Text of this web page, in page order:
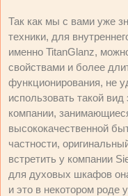
Так как мы с вами уже
техники, для
именно TitanGlanz,
свойствами и более
функционирования, не
использовать такой
компании,
высококачественной
частности,
встретить у компании
для духовых шкафов
и это в некотором